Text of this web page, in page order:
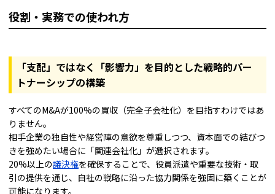
役割・実務での使われ方
「支配」ではなく「影響力」を目的とした戦略的パー
トナーシップの構築
すべてのM&Aが100%の買収（完全子会社化）を目指すわけではあ
りません。
相手企業の独自性や経営陣の意欲を尊重しつつ、資本面での結びつ
きを強めたい場合に「関連会社化」が選択されます。
20%以上の議決権を確保することで、役員派遣や重要な技術・取
引の提供を通じ、自社の戦略に沿った協力関係を強固に築くことが
可能になります。